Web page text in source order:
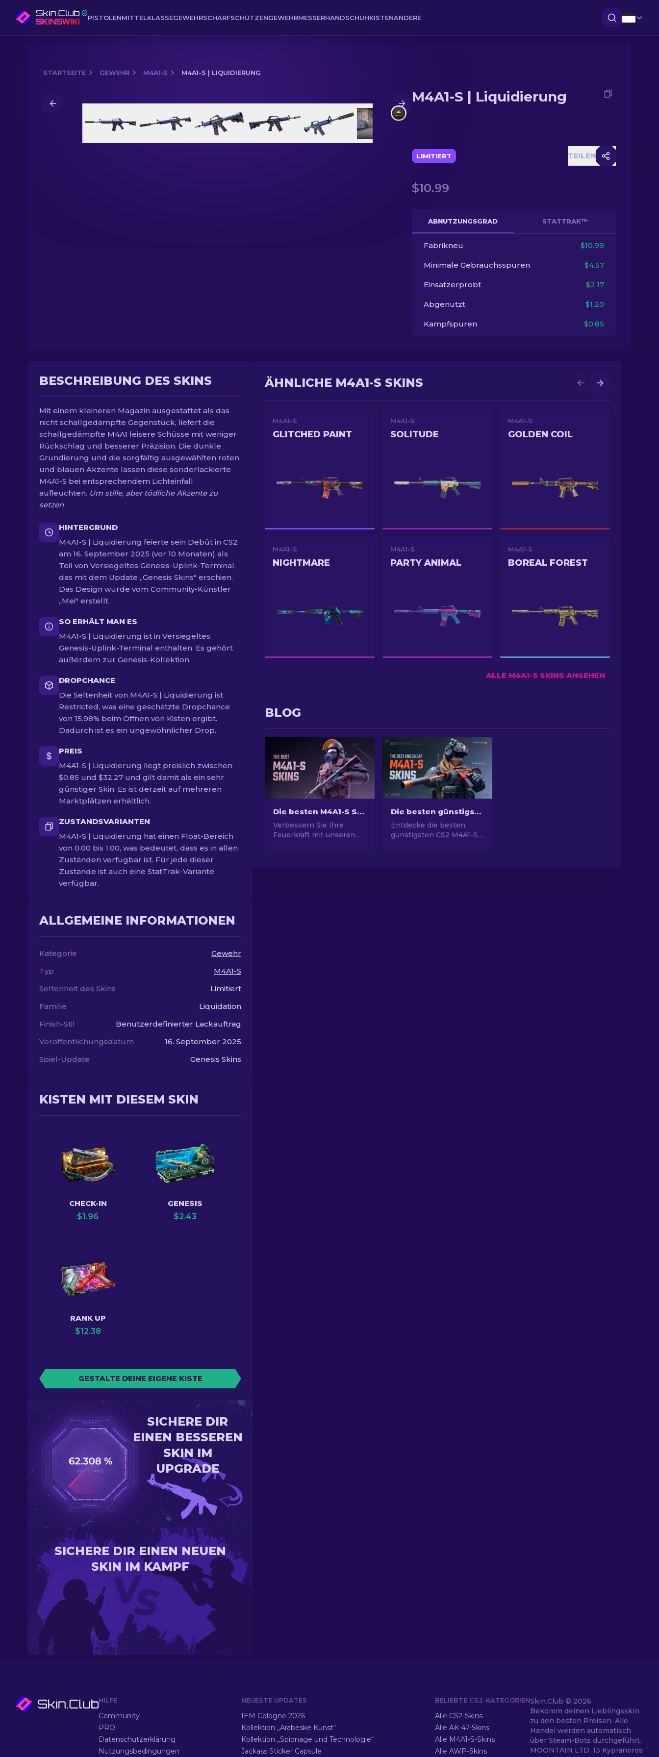
PISTOLENMITTELKLASSEGEWEHRSCHARFSCHÜTZENGEWEHRMESSERHANDSCHUHKISTENANDERE
STARTSEITE GEWEHR M4A1-S M4A1-S | LIQUIDIERUNG
M4A1-S | Liquidierung
LIMITIERT TEILEN
$10.99
ABNUTZUNGSGRAD STATTRAK™
Fabrikneu $10.99
Minimale Gebrauchsspuren $4.57
Einsatzerprobt $2.17
Abgenutzt $1.20
Kampfspuren $0.85
BESCHREIBUNG DES SKINS
Mit einem kleineren Magazin ausgestattet als das
nicht schallgedämpfte Gegenstück, liefert die
schallgedämpfte M4A1 leisere Schüsse mit weniger
Rückschlag und besserer Präzision. Die dunkle
Grundierung und die sorgfältig ausgewählten roten
und blauen Akzente lassen diese sonderlackierte
M4A1-S bei entsprechendem Lichteinfall
aufleuchten. Um stille, aber tödliche Akzente zu
setzen
HINTERGRUND
M4A1-S | Liquidierung feierte sein Debüt in CS2
am 16. September 2025 (vor 10 Monaten) als
Teil von Versiegeltes Genesis-Uplink-Terminal,
das mit dem Update „Genesis Skins" erschien.
Das Design wurde vom Community-Künstler
„Mei" erstellt.
SO ERHÄLT MAN ES
M4A1-S | Liquidierung ist in Versiegeltes
Genesis-Uplink-Terminal enthalten. Es gehört
außerdem zur Genesis-Kollektion.
DROPCHANCE
Die Seltenheit von M4A1-S | Liquidierung ist
Restricted, was eine geschätzte Dropchance
von 15.98% beim Öffnen von Kisten ergibt.
Dadurch ist es ein ungewöhnlicher Drop.
PREIS
M4A1-S | Liquidierung liegt preislich zwischen
$0.85 und $32.27 und gilt damit als ein sehr
günstiger Skin. Es ist derzeit auf mehreren
Marktplätzen erhältlich.
ZUSTANDSVARIANTEN
M4A1-S | Liquidierung hat einen Float-Bereich
von 0.00 bis 1.00, was bedeutet, dass es in allen
Zuständen verfügbar ist. Für jede dieser
Zustände ist auch eine StatTrak-Variante
verfügbar.
ALLGEMEINE INFORMATIONEN
Kategorie
Gewehr
Typ
M4A1-S
Seltenheit des Skins
Limitiert
Familie
Liquidation
Finish-Stil
Benutzerdefinierter Lackauftrag
Veröffentlichungsdatum
16. September 2025
Spiel-Update
Genesis Skins
KISTEN MIT DIESEM SKIN
CHECK-IN
$1.96
GENESIS
$2.43
RANK UP
$12.38
GESTALTE DEINE EIGENE KISTE
SICHERE DIR
EINEN BESSEREN
SKIN IM
UPGRADE
SICHERE DIR EINEN NEUEN
SKIN IM KAMPF
ÄHNLICHE M4A1-S SKINS
M4A1-S
GLITCHED PAINT
M4A1-S
SOLITUDE
M4A1-S
GOLDEN COIL
M4A1-S
NIGHTMARE
M4A1-S
PARTY ANIMAL
M4A1-S
BOREAL FOREST
ALLE M4A1-S SKINS ANSEHEN
BLOG
Die besten M4A1-S Skins in CS2 [2026]
Verbessern Sie Ihre
Feuerkraft mit unseren
Die besten günstigsten M4A1-S Skins in CS2 [2026]
Entdecke die besten,
günstigsten CS2 M4A1-S
HILFE
Community
PRO
Datenschutzerklärung
Nutzungsbedingungen
NEUESTE UPDATES
IEM Cologne 2026
Kollektion „Arabeske Kunst“
Kollektion „Spionage und Technologie“
Jackass Sticker Capsule
BELIEBTE CS2-KATEGORIEN
Alle CS2-Skins
Alle AK-47-Skins
Alle M4A1-S-Skins
Alle AWP-Skins
Skin.Club © 2026
Bekomm deinen Lieblingsskin
zu den besten Preisen. Alle
Handel werden automatisch
über Steam-Bots durchgeführt.
MOONTAIN LTD, 13 Kypranoros